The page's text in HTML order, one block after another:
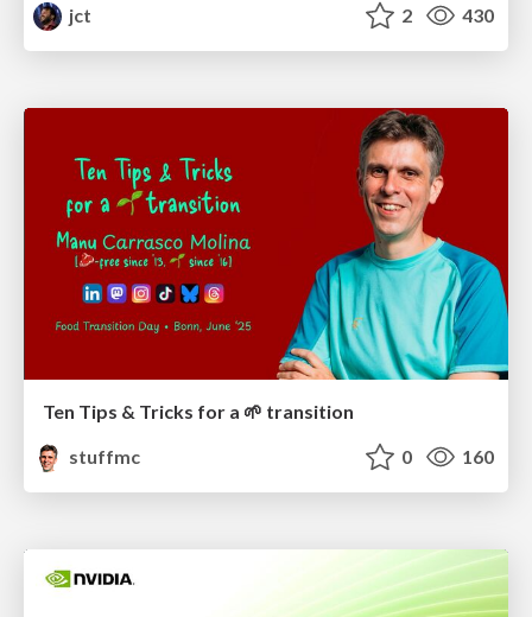
jct
2 430
Ten Tips & Tricks for a 🌱 transition
stuffmc
0 160